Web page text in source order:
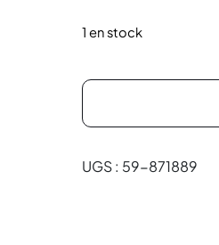
1 en stock
UGS : 59-871889